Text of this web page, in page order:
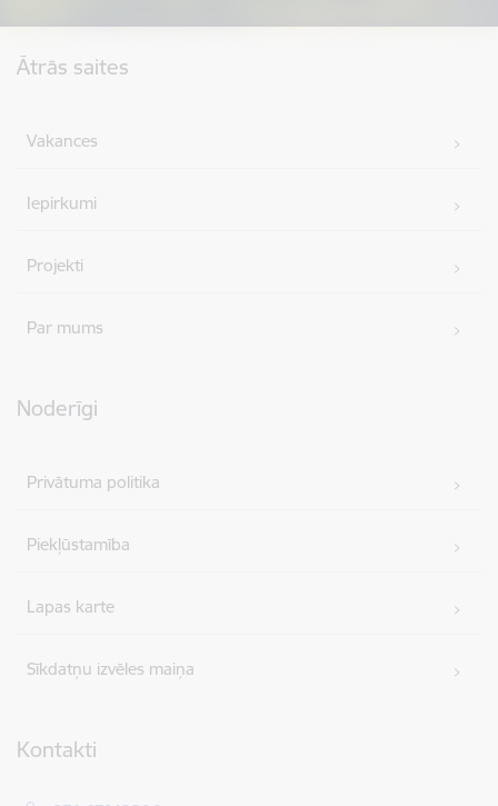
Ātrās saites
Vakances
Iepirkumi
Projekti
Par mums
Noderīgi
Privātuma politika
Piekļūstamība
Lapas karte
Sīkdatņu izvēles maiņa
Kontakti